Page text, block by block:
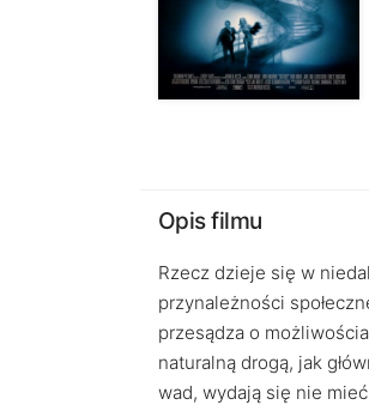
Opis filmu
Rzecz dzieje się w
przynależności
przesądza o
naturalną drogą, jak
wad, wydają się nie